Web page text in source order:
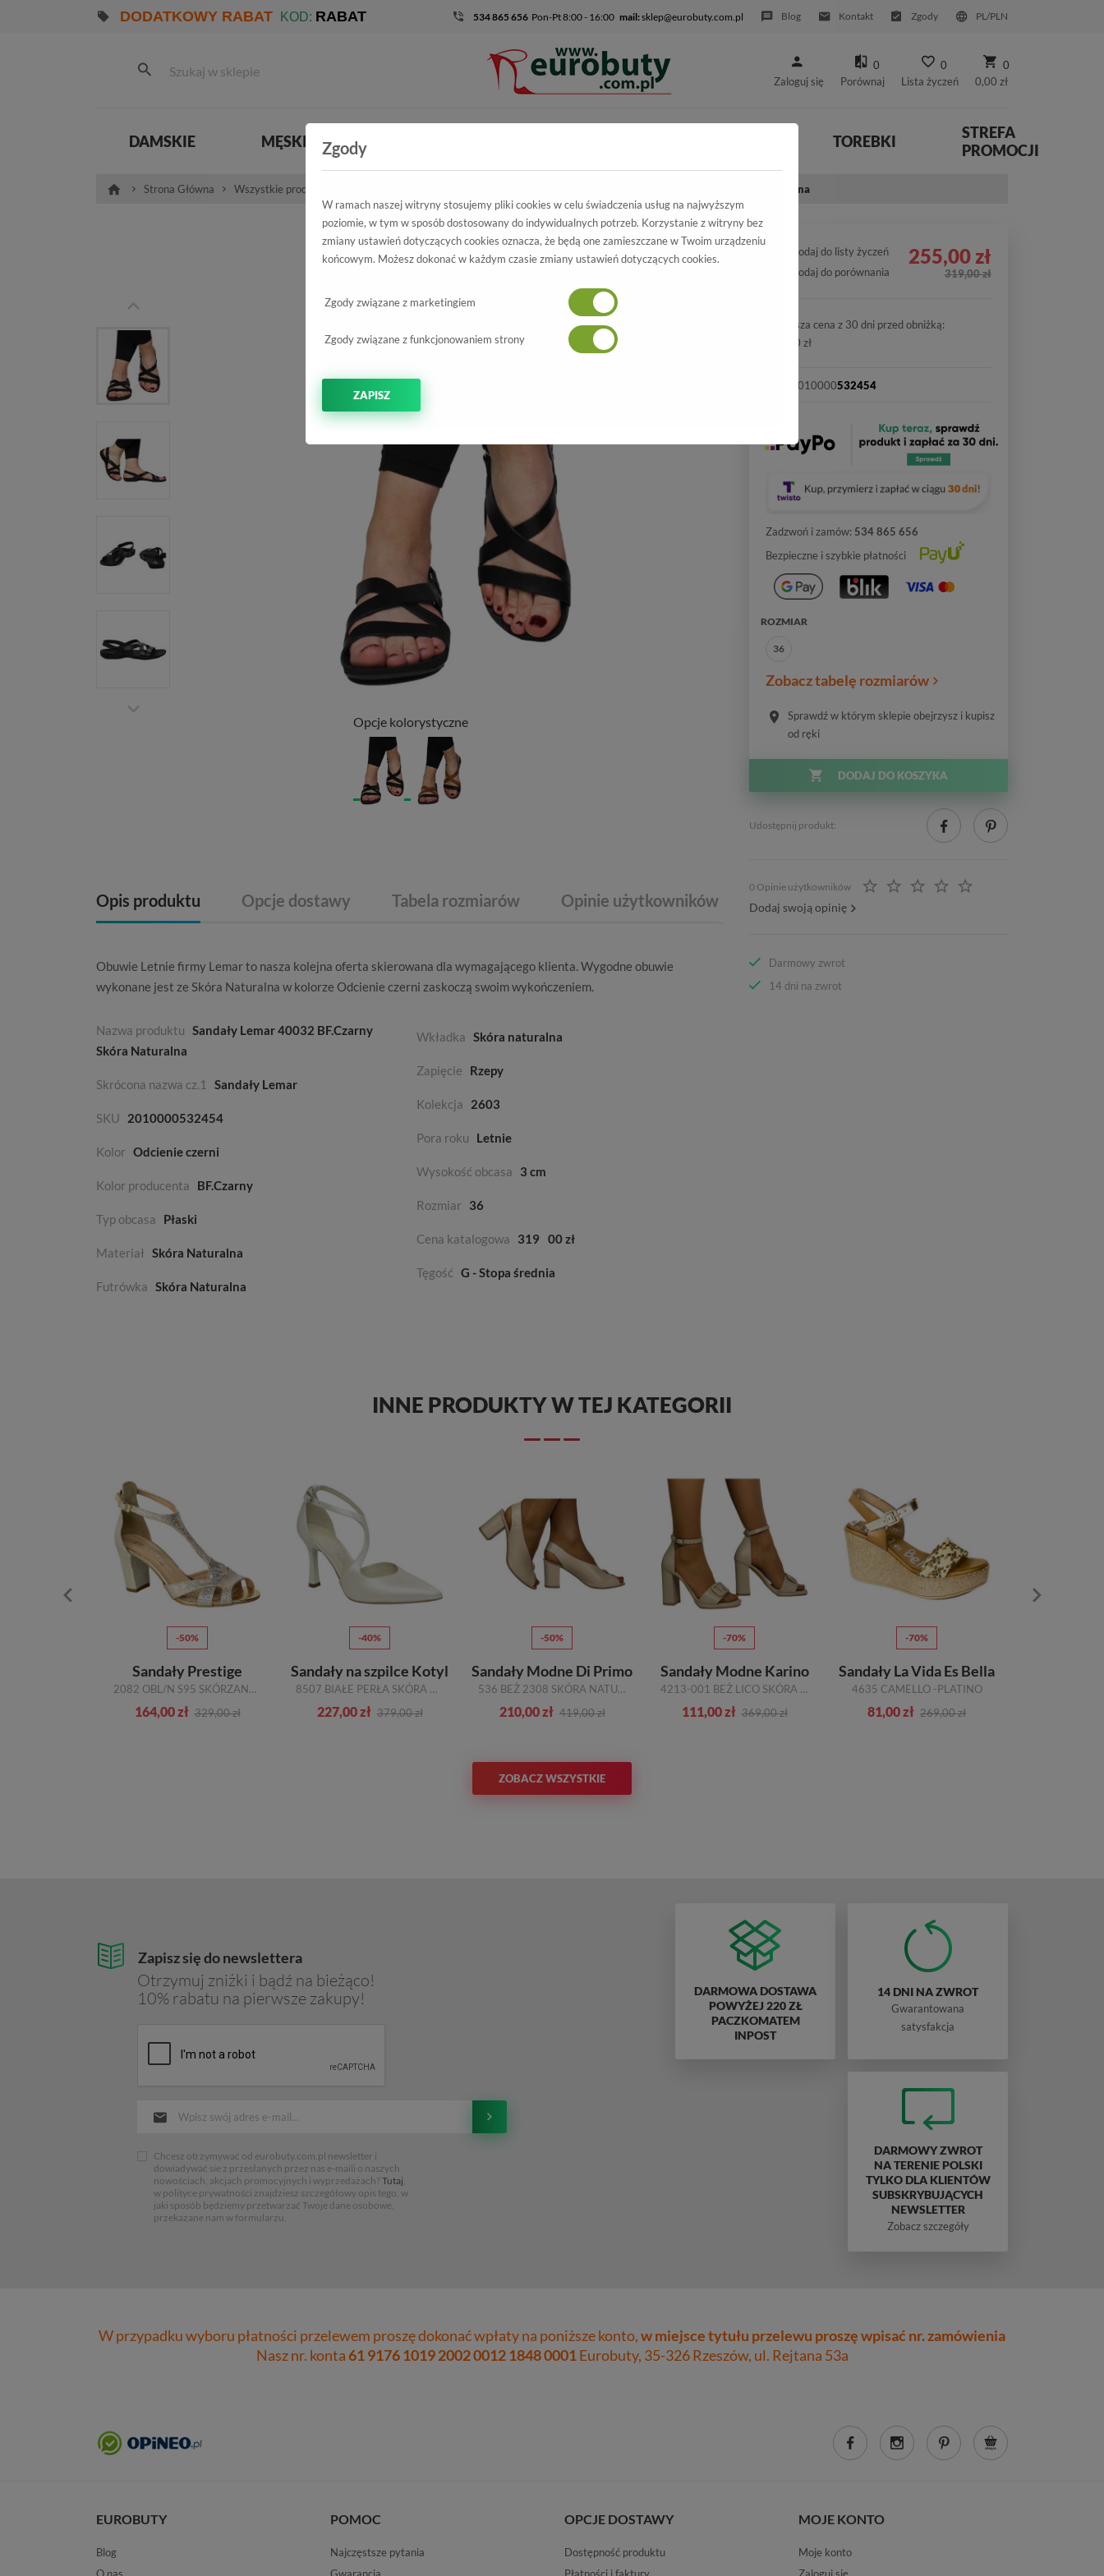
DODATKOWY RABAT KOD: RABAT 534 865 656 Pon-Pt 8:00 - 16:00 mail:sklep@eurobuty.com.pl Blog Kontakt Zgody PL/PLN
Zaloguj się
0
Porównaj
0
Lista życzeń
0
0,00 zł
DAMSKIE MĘSKIE TOREBKI
STREFA
PROMOCJI
Strona Główna Wszystkie produkty Sandały Lemar 40032 BF.Czarny Skóra Naturalna
Sandały Lemar
40032 BF.Czarny Skóra Naturalna
NOWOŚĆ -20%
Opcje kolorystyczne
Opis produktu Opcje dostawy Tabela rozmiarów Opinie użytkowników
Obuwie Letnie firmy Lemarto nasza kolejna oferta skierowana dla wymagającego klienta. Wygodne obuwie
wykonane jest ze Skóra Naturalna w kolorze Odcienie czerni zaskoczą swoim wykończeniem.
Nazwa produktu Sandały Lemar 40032 BF.Czarny
Skóra Naturalna
Skrócona nazwa cz.1 Sandały Lemar
SKU 2010000532454
Kolor Odcienie czerni
Kolor producenta BF.Czarny
Typ obcasa Płaski
Materiał Skóra Naturalna
Futrówka Skóra Naturalna
Wkładka Skóra naturalna
Zapięcie Rzepy
Kolekcja 2603
Pora roku Letnie
Wysokość obcasa 3 cm
Rozmiar 36
Cena katalogowa 319 00 zł
Tęgość G - Stopa średnia
Dodaj do listy życzeń
Dodaj do porównania
255,00 zł
319,00 zł
Najniższa cena z 30 dni przed obniżką:
255,00 zł
2010000532454
Zadzwoń i zamów: 534 865 656
Bezpieczne i szybkie płatności
ROZMIAR
36
Zobacz tabelę rozmiarów
Sprawdź w którym sklepie obejrzysz i kupisz
od ręki
DODAJ DO KOSZYKA
Udostępnij produkt:
0 Opinie użytkowników
Dodaj swoją opinię
Darmowy zwrot
14 dni na zwrot
INNE PRODUKTY W TEJ KATEGORII
-50%
Sandały Prestige
2082 OBL/N S95 SKÓRZANE 22-2303
164,00 zł 329,00 zł
-40%
Sandały na szpilce Kotyl
8507 BIAŁE PERŁA SKÓRA NATURALNA
227,00 zł 379,00 zł
-50%
Sandały Modne Di Primo
536 BEŻ 2308 SKÓRA NATURALNA
210,00 zł 419,00 zł
-70%
Sandały Modne Karino
4213-001 BEŻ LICO SKÓRA NATURALNA_TN
111,00 zł 369,00 zł
-70%
Sandały La Vida Es Bella
4635 CAMELLO -PLATINO
81,00 zł 269,00 zł
ZOBACZ WSZYSTKIE
Zapisz się do newslettera
Otrzymuj zniżki i bądź na bieżąco!
10% rabatu na pierwsze zakupy!
Chcesz otrzymywać od eurobuty.com.pl newsletter i
dowiadywać sie z przesłanych przez nas e-maili o naszych
nowościach, akcjach promocyjnych i wyprzedażach? Tutaj,
w polityce prywatności znajdziesz szczegółowy opis tego, w
jaki sposób będziemy przetwarzać Twoje dane osobowe,
przekazane nam w formularzu.
DARMOWA DOSTAWA
POWYŻEJ 220 ZŁ
PACZKOMATEM
INPOST
14 DNI NA ZWROT
Gwarantowana
satysfakcja
DARMOWY ZWROT
NA TERENIE POLSKI
TYLKO DLA KLIENTÓW
SUBSKRYBUJĄCYCH
NEWSLETTER
Zobacz szczegóły
W przypadku wyboru płatności przelewem proszę dokonać wpłaty na poniższe konto,w miejsce tytułu przelewu proszę wpisać nr. zamówienia
Nasz nr. konta61 9176 1019 2002 0012 1848 0001Eurobuty, 35-326 Rzeszów, ul. Rejtana 53a
EUROBUTY
Blog
O nas
POMOC
Najczęstsze pytania
Gwarancja
OPCJE DOSTAWY
Dostępność produktu
Płatności i faktury
MOJE KONTO
Moje konto
Zaloguj się
Zgody
W ramach naszej witryny stosujemy pliki cookies w celu świadczenia usług na najwyższym
poziomie, w tym w sposób dostosowany do indywidualnych potrzeb. Korzystanie z witryny bez
zmiany ustawień dotyczących cookies oznacza, że będą one zamieszczane w Twoim urządzeniu
końcowym. Możesz dokonać w każdym czasie zmiany ustawień dotyczących cookies.
Zgody związane z marketingiem
Zgody związane z funkcjonowaniem strony
ZAPISZ